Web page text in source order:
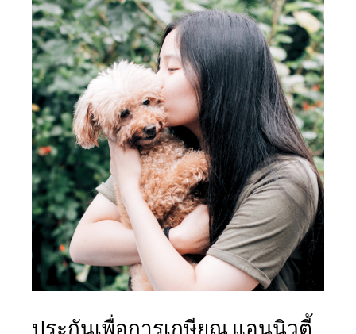
ประกันเพื่อการเกษียณ แอนนิวตี้